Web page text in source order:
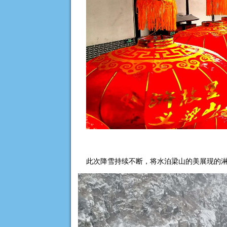
此次降雪持续不断，将水泊梁山的美展现的